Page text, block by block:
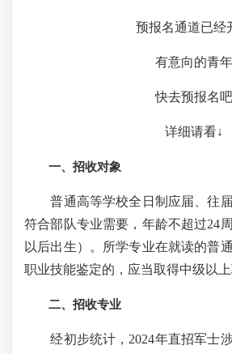
预报名通道已经
有意向的青年
快去预报名吧
详细请看↓
一、招收对象
普通高等学校全日制应届、往届
符合部队专业需要，年龄不超过24
以后出生）。所学专业在就读的普
职业技能鉴定的，应当取得中级以上
二、招收专业
经初步统计，2024年直招军士